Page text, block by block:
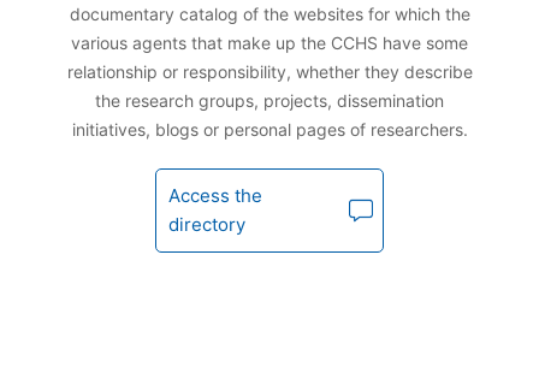
documentary catalog of the websites for which the
various agents that make up the CCHS have some
relationship or responsibility, whether they describe
the research groups, projects, dissemination
initiatives, blogs or personal pages of researchers.
Access the
directory